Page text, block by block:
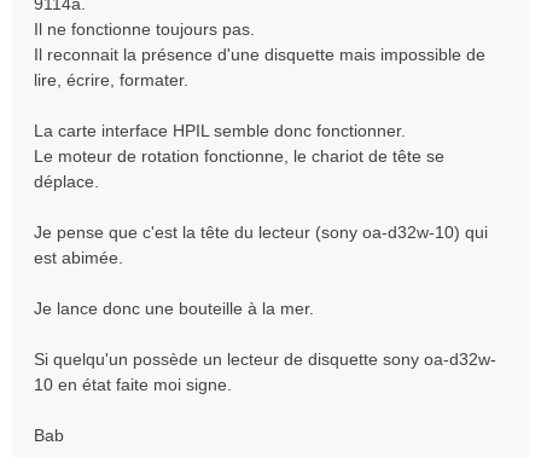
e
Il ne fonctionne toujours pas.
Il reconnait la présence d'une disquette mais impossible de
lire, écrire, formater.
La carte interface HPIL semble donc fonctionner.
Le moteur de rotation fonctionne, le chariot de tête se
déplace.
Je pense que c'est la tête du lecteur (sony oa-d32w-10) qui
est abimée.
Je lance donc une bouteille à la mer.
Si quelqu'un possède un lecteur de disquette sony oa-d32w-
10 en état faite moi signe.
Bab